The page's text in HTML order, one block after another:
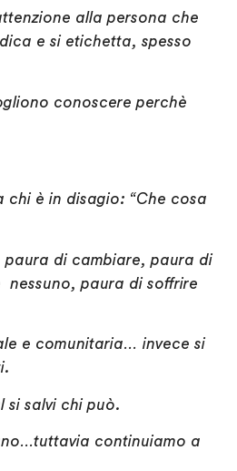
alla persona che
e si etichetta, spesso
conoscere perchè
è in disagio: “Che cosa
di cambiare, paura di
paura di soffrire
e comunitaria… invece si
si salvi chi può.
continuiamo a